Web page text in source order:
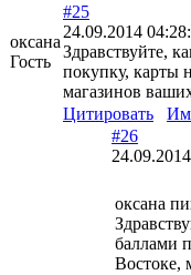
оксана
Гость
#25
24.09.2014
Здравствуйте,
покупку, карты
магазинов
Цитировать
#26
оксана
баллами
Востоке,